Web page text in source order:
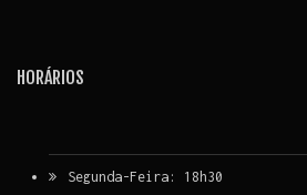
HORÁRIOS
Segunda-Feira: 18h30